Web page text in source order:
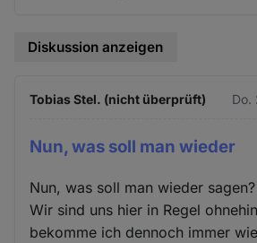
Diskussion anzeigen
Tobias Stel. (nicht überprüft) Do.
Nun, was soll man wieder
Nun, was soll man wieder sagen?
Wir sind uns hier in Regel
bekomme ich dennoch immer